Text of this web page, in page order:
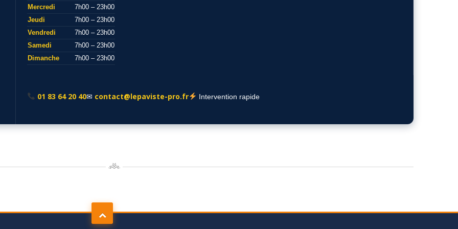
Mercredi
7h00 – 23h00
Jeudi
7h00 – 23h00
Vendredi
7h00 – 23h00
Samedi
7h00 – 23h00
Dimanche
7h00 – 23h00
01 83 64 20 40✉ contact@lepaviste-pro.fr Intervention rapide